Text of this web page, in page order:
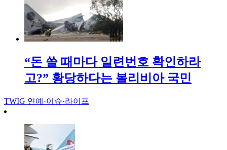
“돈 쓸 때마다 일련번호 확인하라
고?” 황당하다는 볼리비아 국민
TWIG 연예·이슈·라이프